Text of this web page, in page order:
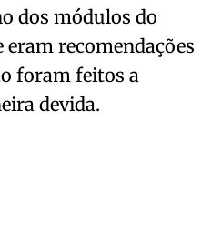
dos módulos do
eram recomendações
foram feitos a
devida.